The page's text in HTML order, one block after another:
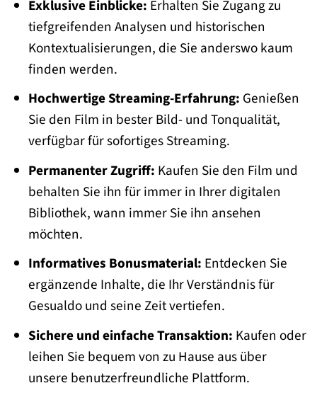
Exklusive Einblicke: Erhalten Sie Zugang zu
tiefgreifenden Analysen und historischen
Kontextualisierungen, die Sie anderswo kaum
finden werden.
Hochwertige Streaming-Erfahrung: Genießen
Sie den Film in bester Bild- und Tonqualität,
verfügbar für sofortiges Streaming.
Permanenter Zugriff: Kaufen Sie den Film und
behalten Sie ihn für immer in Ihrer digitalen
Bibliothek, wann immer Sie ihn ansehen
möchten.
Informatives Bonusmaterial: Entdecken Sie
ergänzende Inhalte, die Ihr Verständnis für
Gesualdo und seine Zeit vertiefen.
Sichere und einfache Transaktion: Kaufen oder
leihen Sie bequem von zu Hause aus über
unsere benutzerfreundliche Plattform.